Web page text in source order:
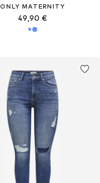
ONLY MATERNITY
49,90 €